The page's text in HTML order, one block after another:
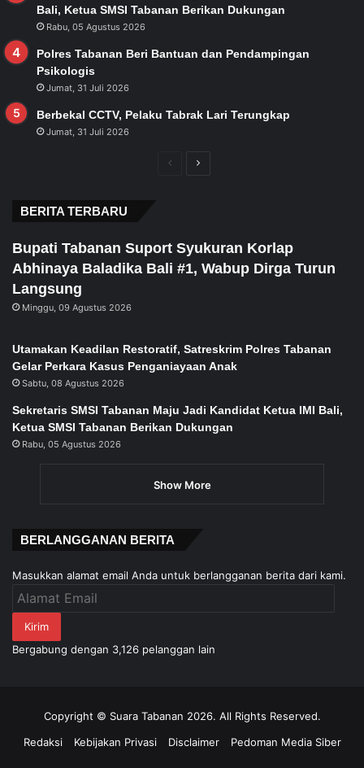
Bali, Ketua SMSI Tabanan Berikan Dukungan
Rabu, 05 Agustus 2026
Polres Tabanan Beri Bantuan dan Pendampingan
Psikologis
Jumat, 31 Juli 2026
Berbekal CCTV, Pelaku Tabrak Lari Terungkap
Jumat, 31 Juli 2026
PreviousNext
BERITA TERBARU
Bupati Tabanan Suport Syukuran Korlap
Abhinaya Baladika Bali #1, Wabup Dirga Turun
Langsung
Minggu, 09 Agustus 2026
Utamakan Keadilan Restoratif, Satreskrim Polres Tabanan
Gelar Perkara Kasus Penganiayaan Anak
Sabtu, 08 Agustus 2026
Sekretaris SMSI Tabanan Maju Jadi Kandidat Ketua IMI Bali,
Ketua SMSI Tabanan Berikan Dukungan
Rabu, 05 Agustus 2026
Show More
BERLANGGANAN BERITA
Masukkan alamat email Anda untuk berlangganan berita dari kami.
Alamat
Kirim
Bergabung dengan 3,126 pelanggan lain
Copyright © Suara Tabanan 2026. All Rights Reserved.
Redaksi
Kebijakan Privasi Disclaimer Pedoman Media Siber